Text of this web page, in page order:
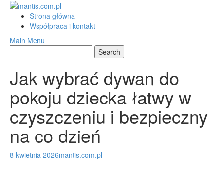
Skip
content
Strona główna
Współpraca i kontakt
Main Menu
Jak wybrać dywan do
pokoju dziecka łatwy w
czyszczeniu i bezpieczny
na co dzień
8 kwietnia 2026mantis.com.pl